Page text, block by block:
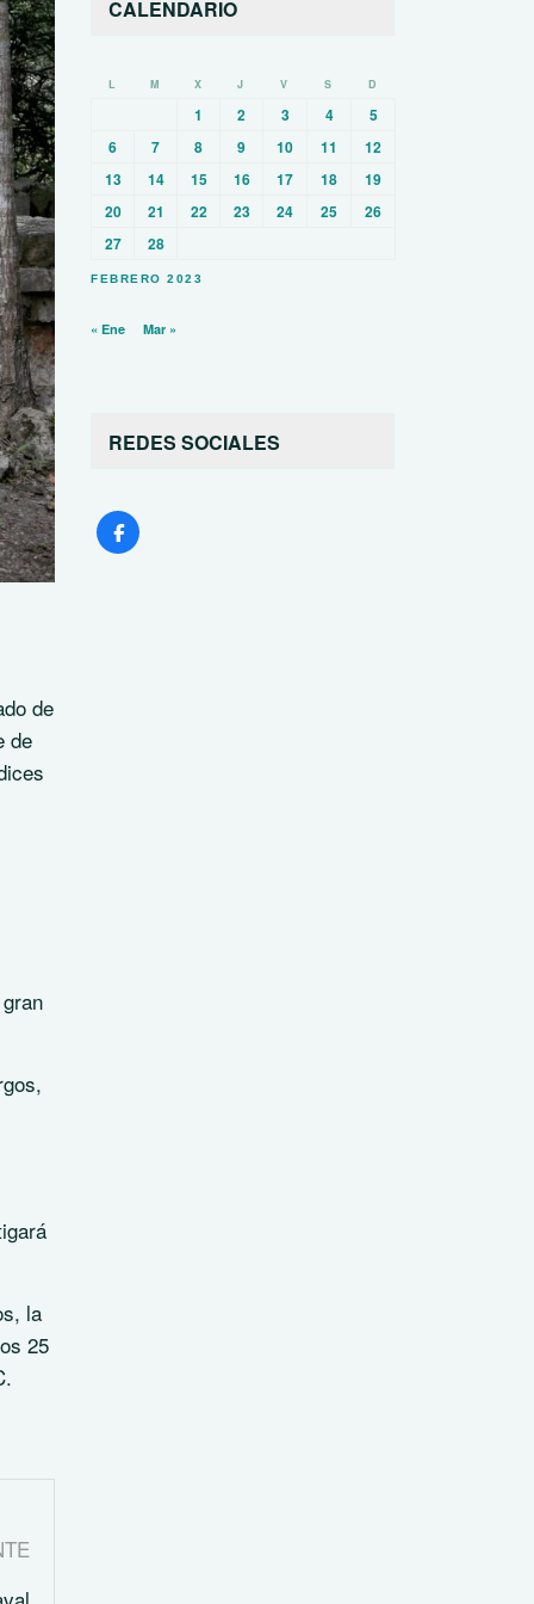
de
de
la
25
CALENDARIO
FEBRERO 2023
L M X J V S D
1 2 3 4
5
6
7 8 9 10 11
12
13
14 15 16 17 18
19
20
21 22 23 24 25
26
27
28
« Ene Mar »
REDES SOCIALES